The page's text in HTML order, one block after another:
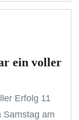
ein voller
Erfolg 11
Samstag am